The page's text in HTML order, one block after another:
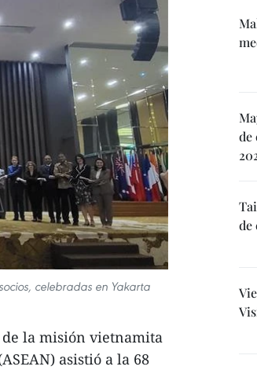
celebradas en Yakarta
de la misión vietnamita
asistió a la 68
de
de